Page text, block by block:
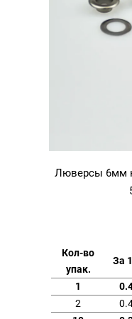
Люверсы 6мм
Кол-во
упак.
За
1
2